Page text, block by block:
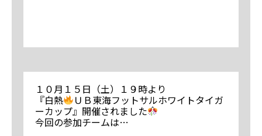
１０月１５日（土）１９時より
『白熱 ＵＢ東海フットサルホワイトタイガ
ーカップ』開催されました
今回の参加チームは…